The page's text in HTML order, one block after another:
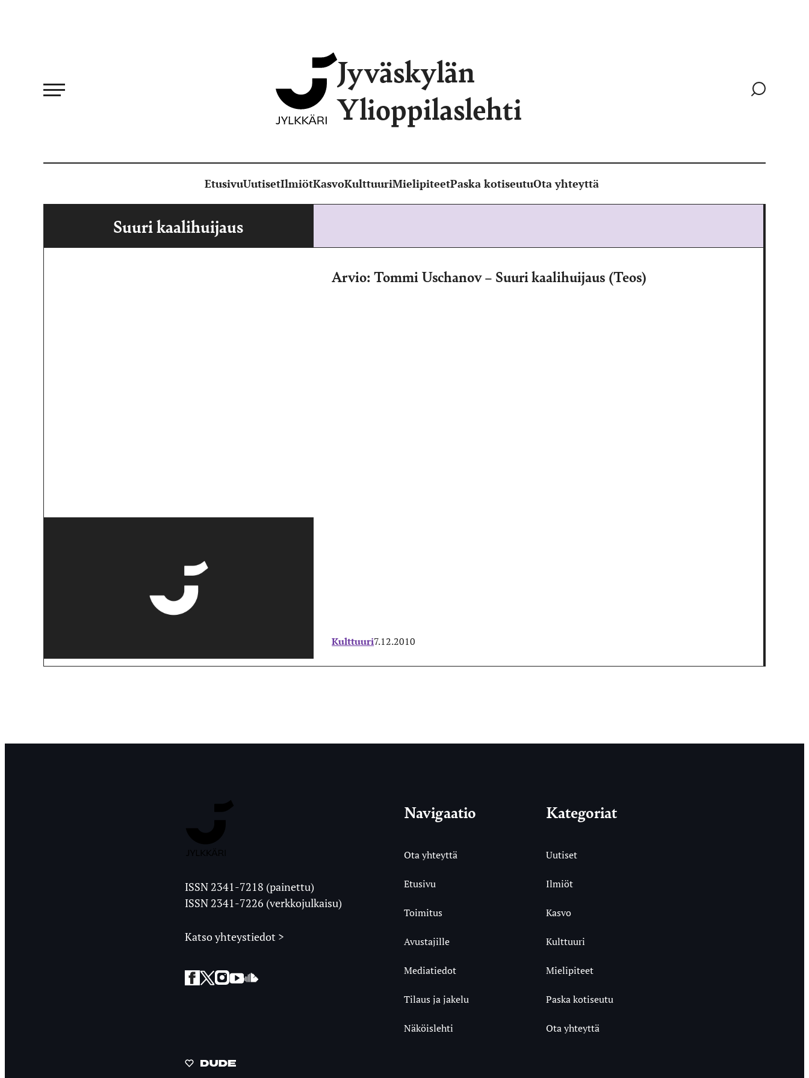
Jyväskylän
Ylioppilaslehti
Siirry
EtusivuUutisetIlmiötKasvoKulttuuriMielipiteetPaska kotiseutuOta yhteyttä
Suuri kaalihuijaus
Arvio: Tommi Uschanov – Suuri kaalihuijaus (Teos)
Kulttuuri7.12.2010
Ylioppilaslehti
ISSN 2341-7218 (painettu)
ISSN 2341-7226 (verkkojulkaisu)
Katso yhteystiedot >
Facebook
Twitter
Instagram
YouTubeSoundCloud
Navigaatio
Ota yhteyttä
Etusivu
Toimitus
Avustajille
Mediatiedot
Tilaus ja jakelu
Näköislehti
Kategoriat
Uutiset
Ilmiöt
Kasvo
Kulttuuri
Mielipiteet
Paska kotiseutu
Ota yhteyttä